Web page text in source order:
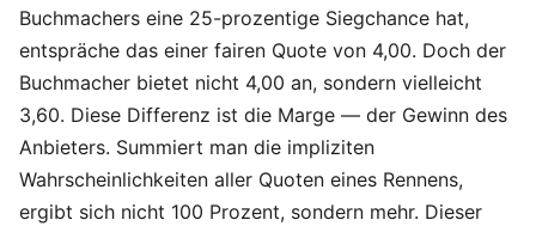
Buchmachers eine 25-prozentige Siegchance hat,
entspräche das einer fairen Quote von 4,00. Doch der
Buchmacher bietet nicht 4,00 an, sondern vielleicht
3,60. Diese Differenz ist die Marge — der Gewinn des
Anbieters. Summiert man die impliziten
Wahrscheinlichkeiten aller Quoten eines Rennens,
ergibt sich nicht 100 Prozent, sondern mehr. Dieser